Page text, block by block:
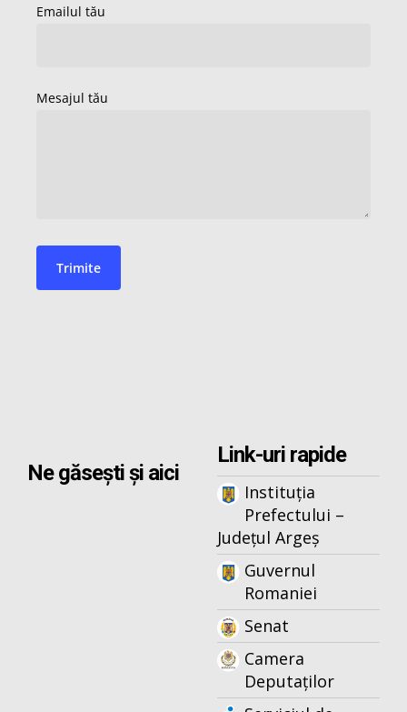
Ne găsești și aici
Link-uri rapide
Instituția
Prefectului –
Județul Argeș
Guvernul
Romaniei
Senat
Camera
Deputaților